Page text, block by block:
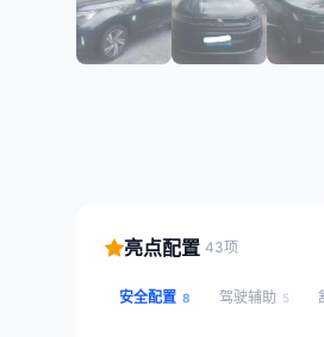
亮点配置 43项
安全配置 8 驾驶辅助 5